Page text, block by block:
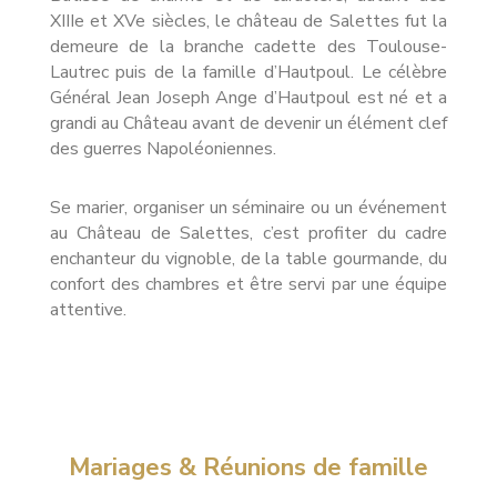
XIIIe et XVe siècles, le château de Salettes fut la
demeure de la branche cadette des Toulouse-
Lautrec puis de la famille d’Hautpoul. Le célèbre
Général Jean Joseph Ange d’Hautpoul est né et a
grandi au Château avant de devenir un élément clef
des guerres Napoléoniennes.
Se marier, organiser un séminaire ou un événement
au Château de Salettes, c’est profiter du cadre
enchanteur du vignoble, de la table gourmande, du
confort des chambres et être servi par une équipe
attentive.
Mariages & Réunions de famille